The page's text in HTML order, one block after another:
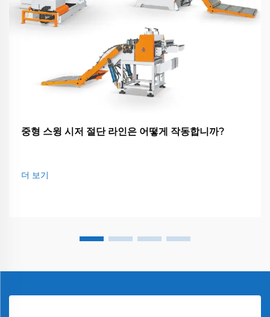
중형 스윙 시저 절단 라인은 어떻게 작동합니까?
더 보기